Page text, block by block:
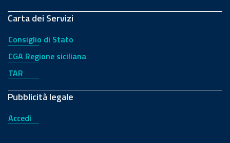
Carta dei Servizi
Consiglio di Stato
CGA Regione siciliana
TAR
Pubblicità legale
Accedi